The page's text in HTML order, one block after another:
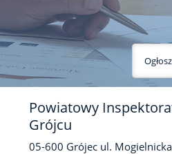
Powiatowy
Grójcu
05-600 Grójec ul. Mogielnicka